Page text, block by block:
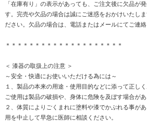
「在庫有り」の表示があっても、ご注文後に欠品が
す。完売や欠品の場合は誠にご迷惑をおかけいたし
ださい。欠品の場合は、電話またはメールにてご連絡
＊＊＊＊＊＊＊＊＊＊＊＊＊＊＊＊＊＊＊＊
＜ 漆器の取扱上の注意 ＞
～安全・快適にお使いいただける為には～
１、製品の本来の用途・使用目的などに添って正し
ご使用は製品の破損や、身体に危険を及ぼす場合があ
２、体質によりごくまれに塗料や漆でかぶれる事が
用を中止して早急に医師に相談ください。